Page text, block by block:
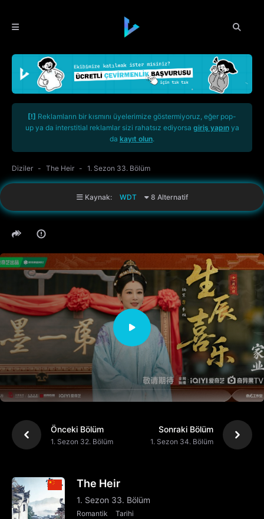
[!] Reklamların bir kısmını üyelerimize göstermiyoruz, eğer pop-
up ya da interstitial reklamlar sizi rahatsız ediyorsa giriş yapınya
da kayıt olun.
Diziler The Heir 1. Sezon 33. Bölüm
Kaynak: WDT 8 Alternatif
Önceki Bölüm
1. Sezon 32. Bölüm
Sonraki Bölüm
1. Sezon 34. Bölüm
The Heir
1. Sezon 33. Bölüm
Romantik Tarihi